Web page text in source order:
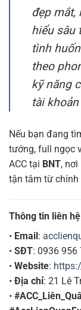
đẹp mắt,
hiểu sâu
tình
theo
kỹ năng
tài
Nếu bạn đang
tướng, full ngọc
ACC tại BNT,
tận tâm từ
Thông tin liên hệ
• Email:
• SĐT: 0936 956
• Website:
• Địa chỉ: 21 Lê
•